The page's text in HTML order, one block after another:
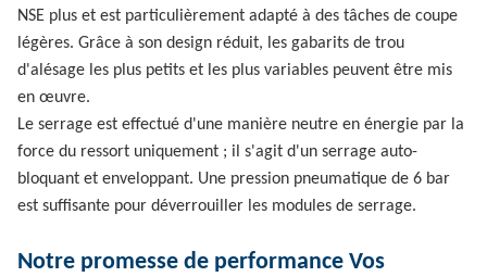
NSE plus et est particulièrement adapté à des tâches de coupe
légères. Grâce à son design réduit, les gabarits de trou
d'alésage les plus petits et les plus variables peuvent être mis
en œuvre.
Le serrage est effectué d'une manière neutre en énergie par la
force du ressort uniquement ; il s'agit d'un serrage auto-
bloquant et enveloppant. Une pression pneumatique de 6 bar
est suffisante pour déverrouiller les modules de serrage.
Notre promesse de performance Vos